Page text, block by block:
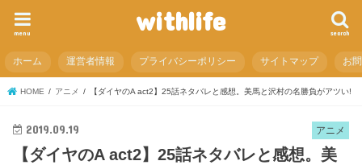
withlife search
menu
ホーム 運営者情報 プライバシーポリシー サイトマップ お
HOME アニメ 【ダイヤのA act2】25話ネタバレと感想。美馬と沢村の名勝負がアツい!
アニメ
2019.09.19
【ダイヤのA act2】25話ネタバレと感想。美